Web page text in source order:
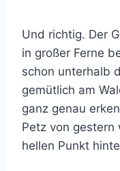
Und richtig. Der
in großer Ferne
schon unterhalb
gemütlich am
ganz genau
Petz von gestern
hellen Punkt